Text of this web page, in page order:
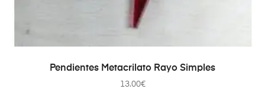
AÑADIR AL CARRITO
Pendientes Metacrilato Rayo Simples
13.00€